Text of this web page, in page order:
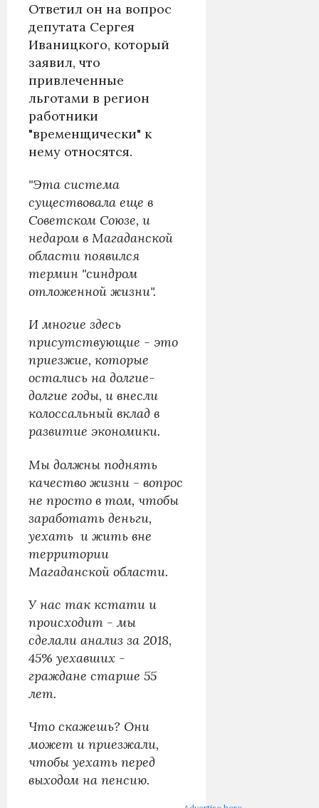
Ответил он на вопрос
депутата Сергея
Иваницкого, который
заявил, что
привлеченные
льготами в регион
работники
"временщически" к
нему относятся.
"Эта система
существовала еще в
Советском Союзе, и
недаром в Магаданской
области появился
термин "синдром
отложенной жизни".
И многие здесь
присутствующие - это
приезжие, которые
остались на долгие-
долгие годы, и внесли
колоссальный вклад в
развитие экономики.
Мы должны поднять
качество жизни - вопрос
не просто в том, чтобы
заработать деньги,
уехать и жить вне
территории
Магаданской области.
У нас так кстати и
происходит - мы
сделали анализ за 2018,
45% уехавших -
граждане старше 55
лет.
Что скажешь? Они
может и приезжали,
чтобы уехать перед
выходом на пенсию.